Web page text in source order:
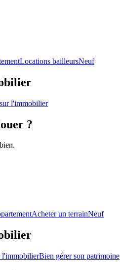
Locations bailleursNeuf
l'immobilier
?
Acheter un terrainNeuf
l'immobilierBien gérer son patrimoine